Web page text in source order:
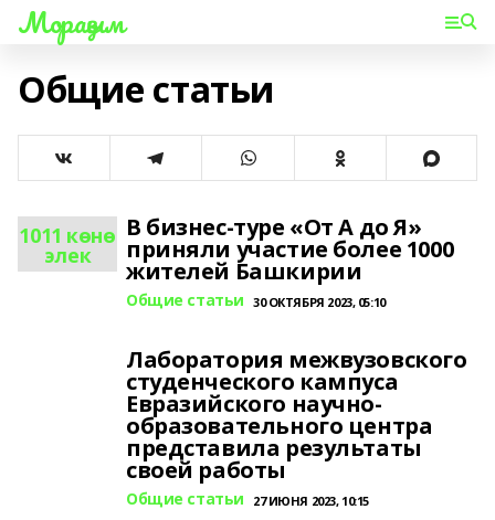
Мораҙым
Общие статьи
1011 көнө
элек
В бизнес-туре «От А до Я»
приняли участие более 1000
жителей Башкирии
Общие статьи 30 ОКТЯБРЯ 2023, 05:10
Лаборатория межвузовского
студенческого кампуса
Евразийского научно-
образовательного центра
представила результаты
своей работы
Общие статьи 27 ИЮНЯ 2023, 10:15